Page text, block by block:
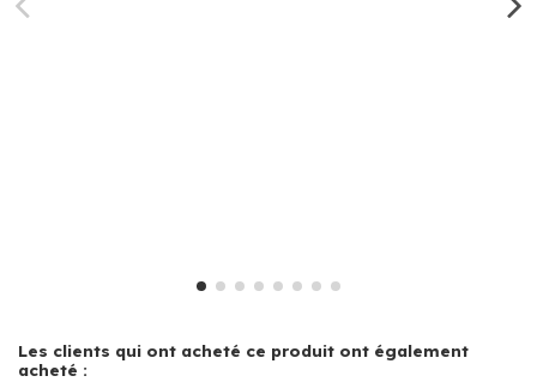
Les clients qui ont acheté ce produit ont également
acheté :